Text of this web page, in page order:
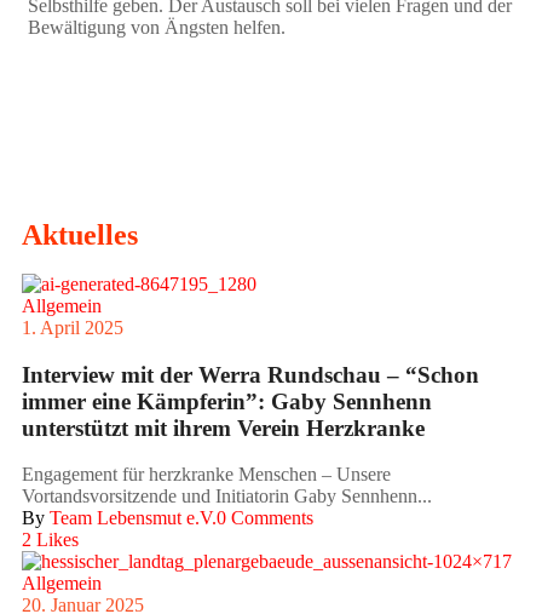
Selbsthilfe geben. Der Austausch soll bei vielen Fragen und der
Bewältigung von Ängsten helfen.
Aktuelles
Allgemein
1. April 2025
Interview mit der Werra Rundschau – “Schon
immer eine Kämpferin”: Gaby Sennhenn
unterstützt mit ihrem Verein Herzkranke
Engagement für herzkranke Menschen – Unsere
Vortandsvorsitzende und Initiatorin Gaby Sennhenn...
By Team Lebensmut e.V.0 Comments
2 Likes
Allgemein
20. Januar 2025